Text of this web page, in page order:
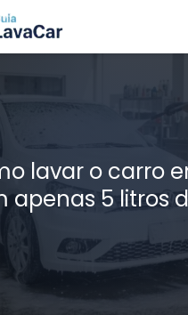
lavar o carro
apenas 5 litros